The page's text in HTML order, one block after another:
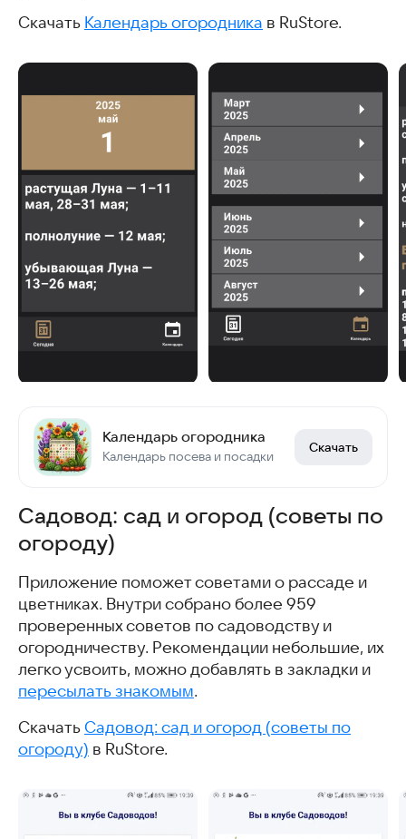
Скачать Календарь огородника в RuStore.
Календарь огородника
Календарь посева и посадки
Скачать
Садовод: сад и огород (советы по
огороду)
Приложение поможет советами о рассаде и
цветниках. Внутри собрано более 959
проверенных советов по садоводству и
огородничеству. Рекомендации небольшие, их
легко усвоить, можно добавлять в закладки и
пересылать знакомым.
Скачать Садовод: сад и огород (советы по
огороду) в RuStore.